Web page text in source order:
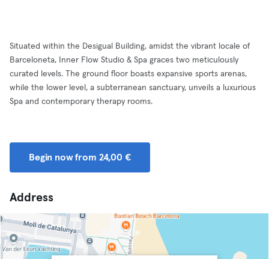
Situated within the Desigual Building, amidst the vibrant locale of
Barceloneta, Inner Flow Studio & Spa graces two meticulously
curated levels. The ground floor boasts expansive sports arenas,
while the lower level, a subterranean sanctuary, unveils a luxurious
Spa and contemporary therapy rooms.
Begin now from 24,00 €
Address